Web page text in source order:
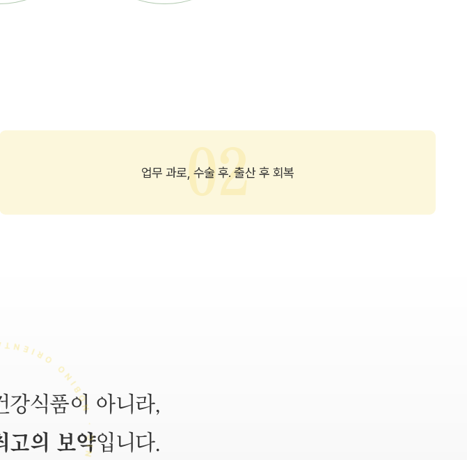
업무 과로, 수술 후. 출산 후 회복
강식품이 아니라,
고의 보약입니다.